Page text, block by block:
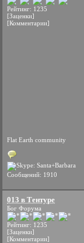
Рейтинг: 1235
[Заценки]
[Комментарии]
Flat Earth community
Сообщений: 1910
013 в Тентуре
Бог Форума
Рейтинг: 1235
[Заценки]
[Комментарии]